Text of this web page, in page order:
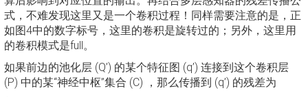
式，不难发现这里又是一个卷积过程！同样需要注意的是，正
如图4中的数字标号，这里的卷积是旋转过的；另外，这里用
的卷积模式是full。
如果前边的池化层 (Q’) 的某个特征图 (q’) 连接到这个卷积层
(P) 中的某“神经中枢”集合 (C) ，那么传播到 (q’) 的残差为